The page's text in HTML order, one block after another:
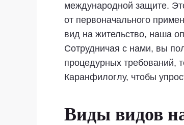
международной защите.
от первоначального
вид на жительство, наша
Сотрудничая с нами, вы
процедурных требований,
Каранфилоглу, чтобы
Виды видов